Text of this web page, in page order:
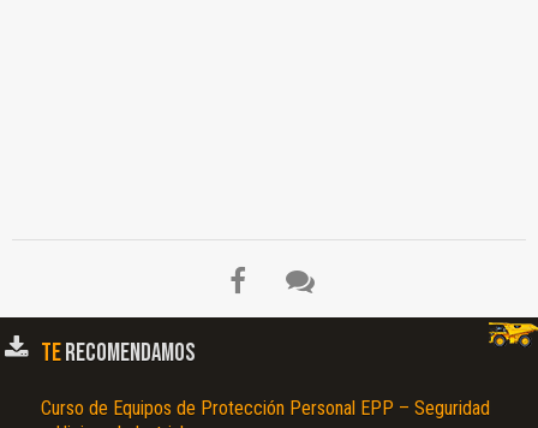
TERECOMENDAMOS
Curso de Equipos de Protección Personal EPP – Seguridad